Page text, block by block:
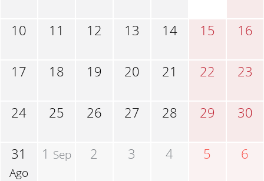
10 11 12 13 14 15 16
17 18 19 20 21 22 23
24 25 26 27 28 29 30
31
Ago
1 Sep 2 3 4 5 6